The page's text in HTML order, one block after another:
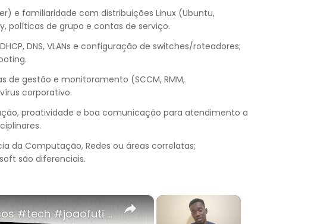
e familiaridade com distribuições Linux (Ubuntu,
políticas de grupo e contas de serviço.
DNS, VLANs e configuração de switches/roteadores;
de gestão e monitoramento (SCCM, RMM,
corporativo.
proatividade e boa comunicação para atendimento a
da Computação, Redes ou áreas correlatas;
são diferenciais.
×
×
Comunicado: Eventos tecnológicos #tech #joaofuti #usandopython